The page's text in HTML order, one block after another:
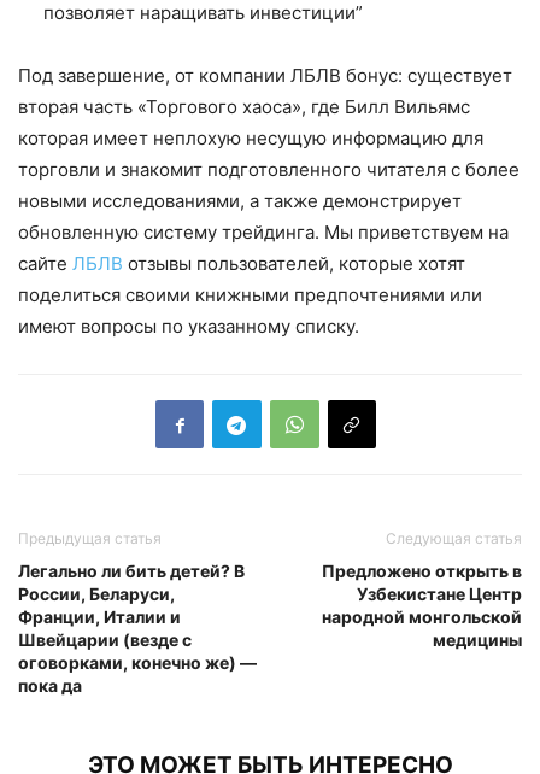
позволяет наращивать инвестиции”
Под завершение, от компании ЛБЛВ бонус: существует
вторая часть «Торгового хаоса», где Билл Вильямс
которая имеет неплохую несущую информацию для
торговли и знакомит подготовленного читателя с более
новыми исследованиями, а также демонстрирует
обновленную систему трейдинга. Мы приветствуем на
сайте ЛБЛВ отзывы пользователей, которые хотят
поделиться своими книжными предпочтениями или
имеют вопросы по указанному списку.
Предыдущая статья
Легально ли бить детей? В
России, Беларуси,
Франции, Италии и
Швейцарии (везде с
оговорками, конечно же) —
пока да
Следующая статья
Предложено открыть в
Узбекистане Центр
народной монгольской
медицины
ЭТО МОЖЕТ БЫТЬ ИНТЕРЕСНО